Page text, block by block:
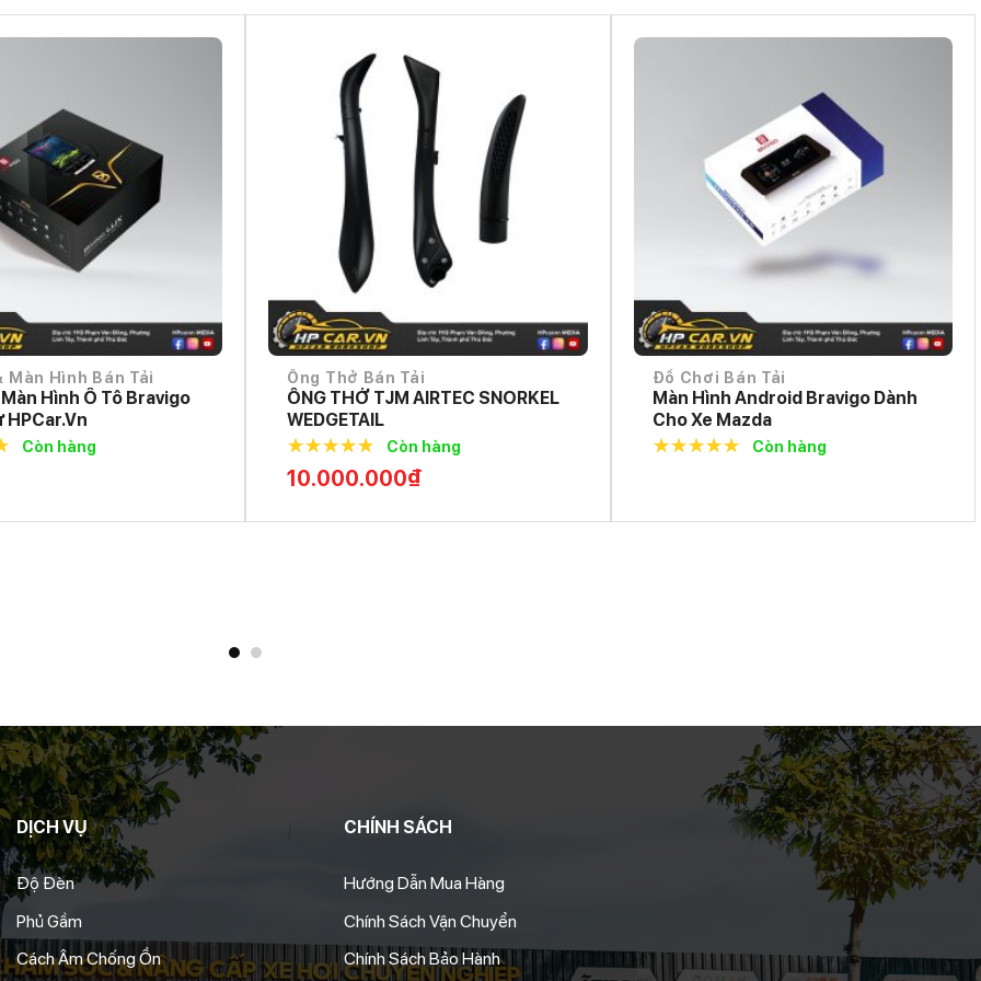
Màn Hình Bán Tải
Hình Ô Tô Bravigo
HPCar.vn
Còn hàng
Ống Thở Bán Tải
ỐNG THỞ TJM AIRTEC SNORKEL
WEDGETAIL
10.000.000₫
5.0 out of
5
Còn hàng
Đồ Chơi Bán Tải
Màn Hình Android Bravigo Dành
Cho Xe Mazda
Còn hàng
DỊCH VỤ
Độ Đèn
Phủ Gầm
Cách Âm Chống Ồn
CHÍNH SÁCH
Hướng Dẫn Mua Hàng
Chính Sách Vận Chuyển
Chính Sách Bảo Hành